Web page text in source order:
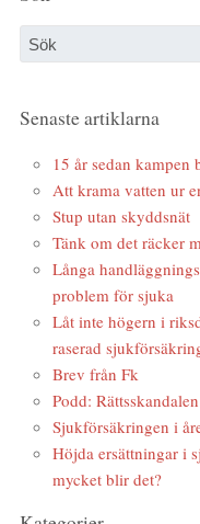
Senaste artiklarna
15 år sedan kampen
Att krama vatten ur
Stup utan skyddsnät
Tänk om det räcker
Långa
problem för sjuka
Låt inte högern i
raserad
Brev från Fk
Podd:
Sjukförsäkringen i
Höjda ersättningar i
mycket blir det?